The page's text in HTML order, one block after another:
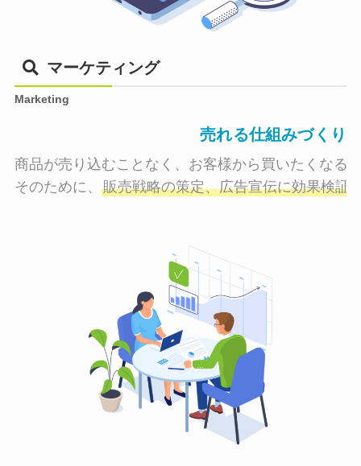
マーケティング
Marketing
売れる仕組みづくり
商品が売り込むことなく、お客様から買いたくなる
そのために、 販売戦略の策定、広告宣伝に効果検証